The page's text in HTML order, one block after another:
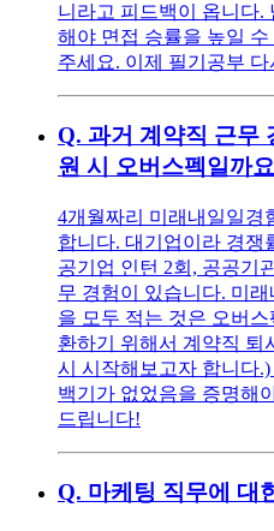
니라고 피드백이 옵니다.
해야 면접 승률을 높일
주세요. 이제 필기공부
Q. 과거 계약직 근무
원 시 오버스펙일까
4개월짜리 미래내일일경
합니다. 대기업이라 경쟁
공기업 인턴 2회, 공공기
무 경험이 있습니다. 미
을 모두 적는 것은 오버
환하기 위해서 계약직 퇴
시 시작해보고자 합니다
백기가 없었음을 증명해
드립니다!
Q. 마케팅 직무에 대